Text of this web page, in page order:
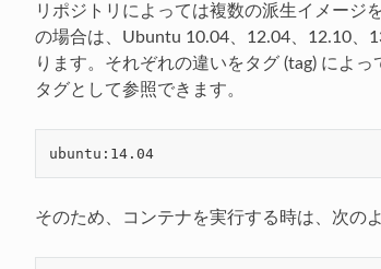
リポジトリによっては複数の派生イメージ
の場合は、Ubuntu 10.04、12.04、12.10、
ります。それぞれの違いをタグ (tag) によ
タグとして参照できます。
ubuntu:14.04
そのため、コンテナを実行する時は、次の